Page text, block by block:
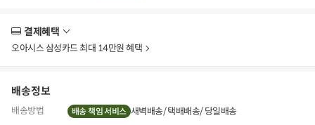
결제혜택
보
오아시스 삼성카드 최대 14만원 혜택
배송정보
배송방법 배송 책임 서비스 새벽배송 택배배송 당일배송